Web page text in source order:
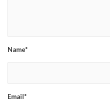
Name*
Email*